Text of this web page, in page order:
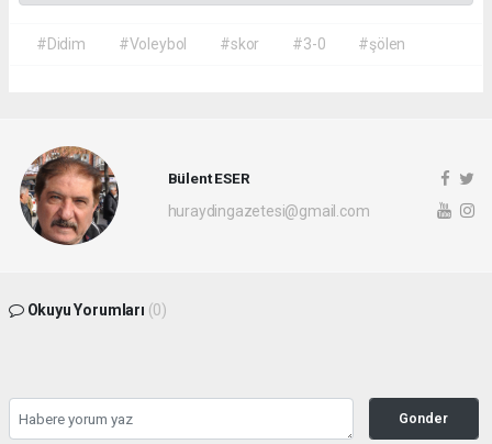
#Didim #Voleybol #skor #3-0 #şölen
Bülent ESER
huraydingazetesi@gmail.com
Okuyu Yorumları (0)
Gonder